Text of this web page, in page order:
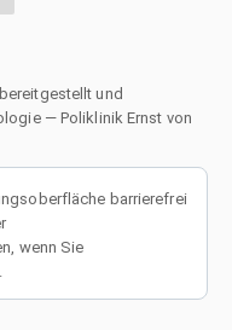
und
— Poliklinik Ernst von
barrierefrei
wenn Sie